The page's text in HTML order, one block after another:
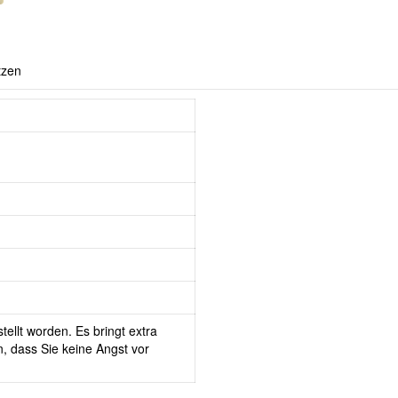
worden. Es bringt extra
dass Sie keine Angst vor